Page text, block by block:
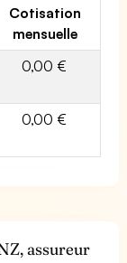
Cotisation
mensuelle
0,00 €
0,00 €
assureur